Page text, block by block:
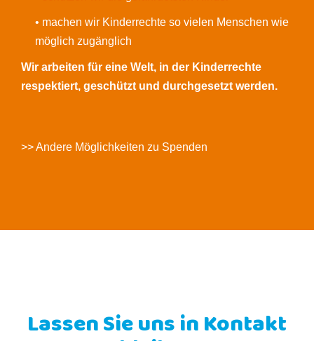
• machen wir Kinderrechte so vielen Menschen wie
möglich zugänglich
Wir arbeiten für eine Welt, in der Kinderrechte
respektiert, geschützt und durchgesetzt werden.
>> Andere Möglichkeiten zu Spenden
Lassen Sie uns in Kontakt